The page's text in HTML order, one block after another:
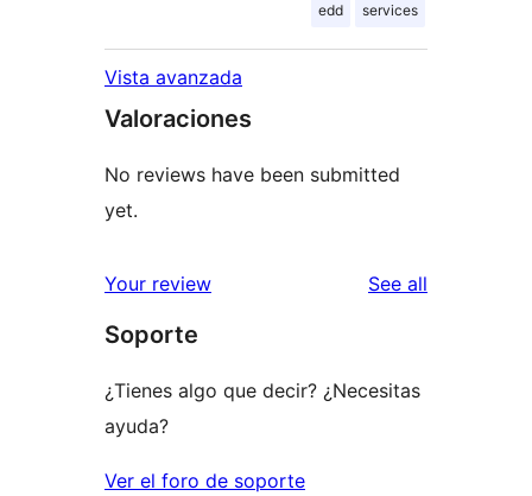
edd services
Vista avanzada
Valoraciones
No reviews have been submitted
yet.
Your review See all
Soporte
¿Tienes algo que decir? ¿Necesitas
ayuda?
Ver el foro de soporte